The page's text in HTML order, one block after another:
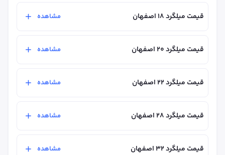
قیمت میلگرد ۱۸ اصفهان مشاهده
قیمت میلگرد ۲۰ اصفهان مشاهده
قیمت میلگرد ۲۲ اصفهان مشاهده
قیمت میلگرد ۲۸ اصفهان مشاهده
قیمت میلگرد ۳۲ اصفهان مشاهده